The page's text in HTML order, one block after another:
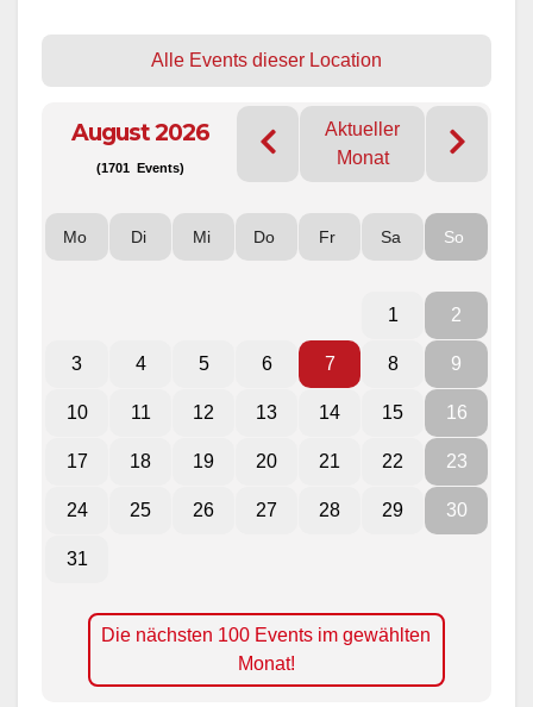
Alle Events dieser Location
August 2026
(1701 Events)
Aktueller
Monat
Mo Di Mi Do Fr Sa So
1 2
3 4 5 6 7 8 9
10 11 12 13 14 15 16
17 18 19 20 21 22 23
24 25 26 27 28 29 30
31
Die nächsten 100 Events im gewählten
Monat!